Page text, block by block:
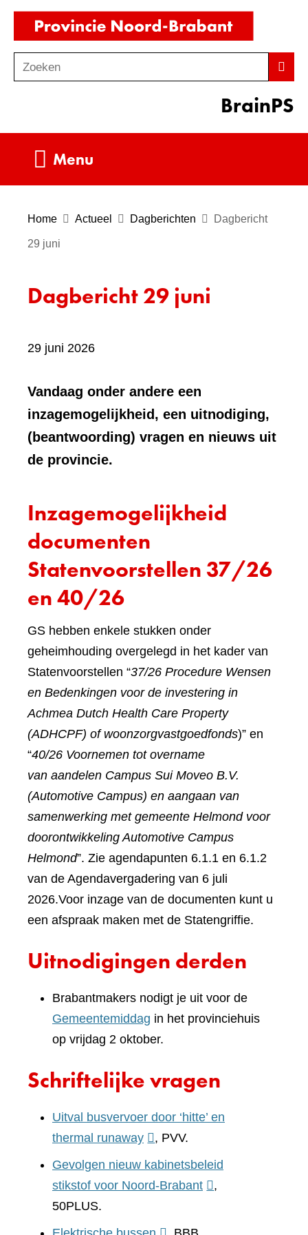
Ga
de
inhoud
o
Zoeken
BrainPS
Menu
Home Actueel Dagberichten Dagbericht
29 juni
Dagbericht 29 juni
29 juni 2026
Vandaag onder andere een
inzagemogelijkheid, een uitnodiging,
(beantwoording) vragen en nieuws uit
de provincie.
Inzagemogelijkheid
documenten
Statenvoorstellen 37/26
en 40/26
GS hebben enkele stukken onder
geheimhouding overgelegd in het kader van
Statenvoorstellen “37/26 Procedure Wensen
en Bedenkingen voor de investering in
Achmea Dutch Health Care Property
(ADHCPF) of woonzorgvastgoedfonds)” en
“40/26 Voornemen tot overname
van aandelen Campus Sui Moveo B.V.
(Automotive Campus) en aangaan van
samenwerking met gemeente Helmond voor
doorontwikkeling Automotive Campus
Helmond”. Zie agendapunten 6.1.1 en 6.1.2
van de Agendavergadering van 6 juli
2026.Voor inzage van de documenten kunt u
een afspraak maken met de Statengriffie.
Uitnodigingen derden
Brabantmakers nodigt je uit voor de
Gemeentemiddag in het provinciehuis
op vrijdag 2 oktober.
Schriftelijke vragen
Uitval busvervoer door ‘hitte’ en
thermal runaway(verwijst
naar
een
, PVV.
Gevolgen nieuw kabinetsbeleid
stikstof voor Noord-Brabant(verwijst
,
50PLUS.
(verwijst